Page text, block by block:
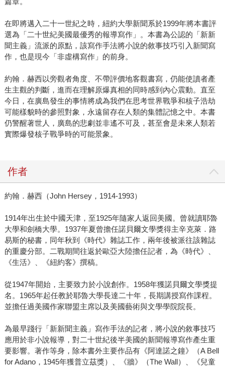
在即將邁入二十一世紀之時，紐約大學新聞系於1999年將本書評
選為「二十世紀美國最優秀的報導寫作」。本書為公認的「新新
聞主義」流派的原點，該寫作手法將小說的敘事技巧引入新聞寫
作，也是現今「非虛構寫作」的前身。
約翰．赫西以旁觀者角度、不帶評價地客觀書寫，仍能使讀者產
生主觀的判斷，進而在理解原爆真相的同時感到內心震動。直至
今日，在廣島發生的事情將成為我們在思考世界戰爭和核子浩劫
可能樣貌時的參照對象，永遠留存在人類的集體記憶之中。本書
仍警醒著世人，廣島的悲劇並非遙不可及，甚至會是未來人類若
實際爆發核子戰爭時的可能景象。
作者
約翰．赫西（John Hersey，1914-1993）
1914年出生於中國天津，至1925年隨家人返回美國。曾就讀耶魯
大學和劍橋大學。1937年夏曾擔任諾貝爾文學獎得主辛克萊．路
易斯的秘書，同年秋到《時代》雜誌工作，兩年後被派往該雜誌
的重慶分部。二戰期間往返於歐亞大陸擔任記者，為《時代》、
《生活》、《紐約客》撰稿。
從1947年開始，主要致力於小說創作。1958年獲諾貝爾文學獎提
名。1965年起任教於耶魯大學長達二十年，長期講授寫作課程。
並擔任過美國作家聯盟主席以及美國藝術與文學學院院長。
為最早踐行「新新聞主義」寫作手法的記者，將小說的敘事技巧
應用於非小說報導，對二十世紀後半美國的新聞報導寫作產生重
要影響。著作等身，除本書外主要作品有《阿達諾之鐘》（A Bell
for Adano，1945年獲普立茲獎）、《牆》（The Wall）、《兒童